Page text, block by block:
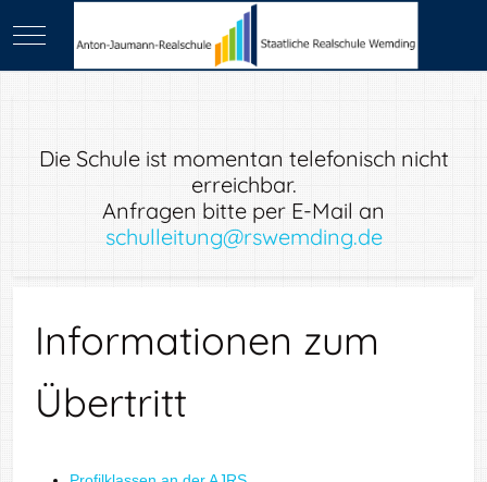
Mobile Menu Toggle
Die Schule ist momentan telefonisch nicht
erreichbar.
Anfragen bitte per E-Mail an
schulleitung@rswemding.de
Informationen zum
Übertritt